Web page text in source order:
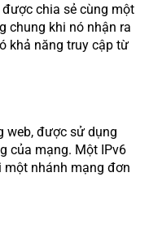
chia sẻ cùng một
chung khi nó nhận ra
khả năng truy cập từ
web, được sử dụng
của mạng. Một IPv6
nhánh mạng đơn